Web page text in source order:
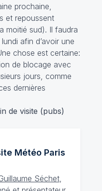
prochaine,
et repoussent
moitié sud). Il faudra
afin d’avoir une
chose est certaine:
de blocage avec
jours, comme
dernières
de visite (pubs)
MétéoParis
Séchet,